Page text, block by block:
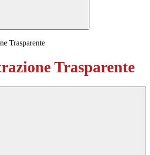
Trasparente
Trasparente